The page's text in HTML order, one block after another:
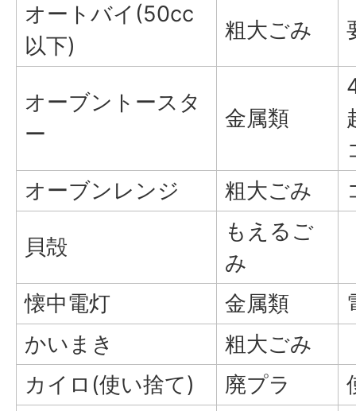
オートバイ(50cc
以下)
粗大ごみ
オーブントースタ
ー
金属類
オーブンレンジ
粗大ごみ
貝殻
もえるご
み
懐中電灯
金属類
かいまき
粗大ごみ
カイロ(使い捨て)
廃プラ